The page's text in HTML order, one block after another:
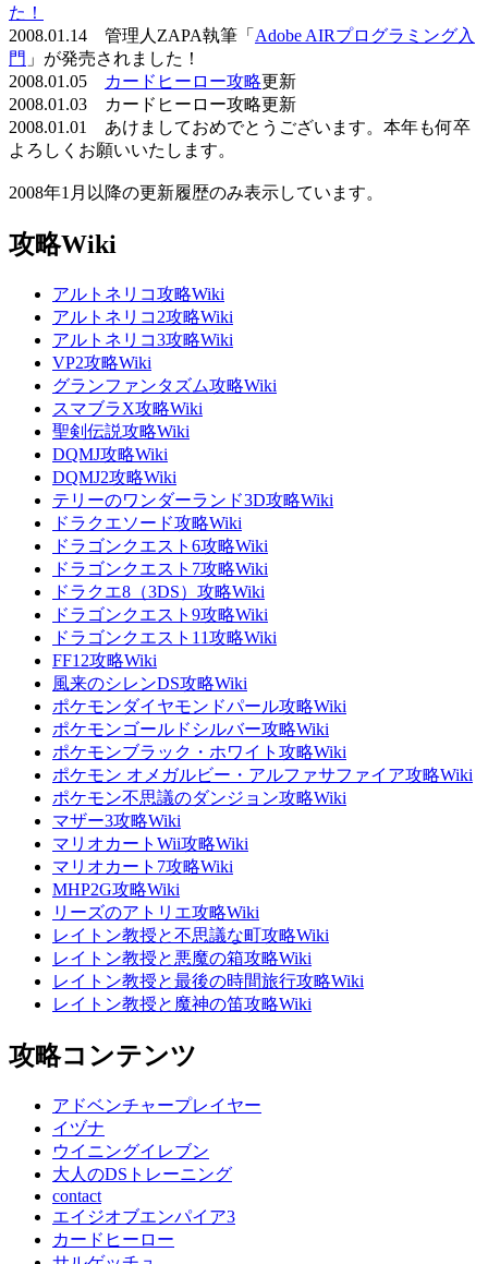
た！
2008.01.14 管理人ZAPA執筆「 Adobe AIRプログラミング入
門 」が発売されました！
2008.01.05
カードヒーロー攻略更新
2008.01.03 カードヒーロー攻略更新
2008.01.01 あけましておめでとうございます。本年も何卒
よろしくお願いいたします。
2008年1月以降の更新履歴のみ表示しています。
攻略Wiki
アルトネリコ攻略Wiki
アルトネリコ2攻略Wiki
アルトネリコ3攻略Wiki
VP2攻略Wiki
グランファンタズム攻略Wiki
スマブラX攻略Wiki
聖剣伝説攻略Wiki
DQMJ攻略Wiki
DQMJ2攻略Wiki
テリーのワンダーランド3D攻略Wiki
ドラクエソード攻略Wiki
ドラゴンクエスト6攻略Wiki
ドラゴンクエスト7攻略Wiki
ドラクエ8（3DS）攻略Wiki
ドラゴンクエスト9攻略Wiki
ドラゴンクエスト11攻略Wiki
FF12攻略Wiki
風来のシレンDS攻略Wiki
ポケモンダイヤモンドパール攻略Wiki
ポケモンゴールドシルバー攻略Wiki
ポケモンブラック・ホワイト攻略Wiki
ポケモン オメガルビー・アルファサファイア攻略Wiki
ポケモン不思議のダンジョン攻略Wiki
マザー3攻略Wiki
マリオカートWii攻略Wiki
マリオカート7攻略Wiki
MHP2G攻略Wiki
リーズのアトリエ攻略Wiki
レイトン教授と不思議な町攻略Wiki
レイトン教授と悪魔の箱攻略Wiki
レイトン教授と最後の時間旅行攻略Wiki
レイトン教授と魔神の笛攻略Wiki
攻略コンテンツ
アドベンチャープレイヤー
イヅナ
ウイニングイレブン
大人のDSトレーニング
contact
エイジオブエンパイア3
カードヒーロー